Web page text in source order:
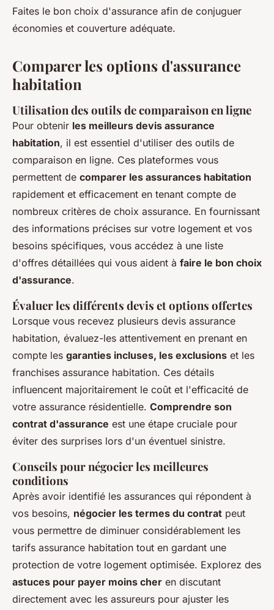
Faites le bon choix d'assurance afin de conjuguer
économies et couverture adéquate.
Comparer les options d'assurance
habitation
Utilisation des outils de comparaison en ligne
Pour obtenir les meilleurs devis assurance
habitation, il est essentiel d'utiliser des outils de
comparaison en ligne. Ces plateformes vous
permettent de comparer les assurances habitation
rapidement et efficacement en tenant compte de
nombreux critères de choix assurance. En fournissant
des informations précises sur votre logement et vos
besoins spécifiques, vous accédez à une liste
d'offres détaillées qui vous aident à faire le bon choix
d'assurance.
Évaluer les différents devis et options offertes
Lorsque vous recevez plusieurs devis assurance
habitation, évaluez-les attentivement en prenant en
compte les garanties incluses, les exclusions et les
franchises assurance habitation. Ces détails
influencent majoritairement le coût et l'efficacité de
votre assurance résidentielle. Comprendre son
contrat d'assurance est une étape cruciale pour
éviter des surprises lors d'un éventuel sinistre.
Conseils pour négocier les meilleures
conditions
Après avoir identifié les assurances qui répondent à
vos besoins, négocier les termes du contrat peut
vous permettre de diminuer considérablement les
tarifs assurance habitation tout en gardant une
protection de votre logement optimisée. Explorez des
astuces pour payer moins cher en discutant
directement avec les assureurs pour ajuster les